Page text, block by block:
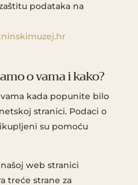
podataka na
o vama i kako?
kada popunite bilo
stranici. Podaci o
su pomoću
web stranici
treće strane za